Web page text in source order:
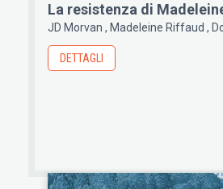
La resistenza di
JD Morvan Madeleine Riffaud
DETTAGLI